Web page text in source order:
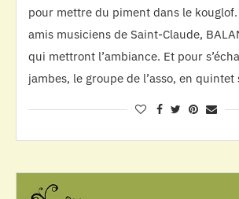
pour mettre du piment dans le kouglof.
amis musiciens de Saint-Claude,
qui mettront l’ambiance. Et pour
jambes, le groupe de l’asso, en quintet